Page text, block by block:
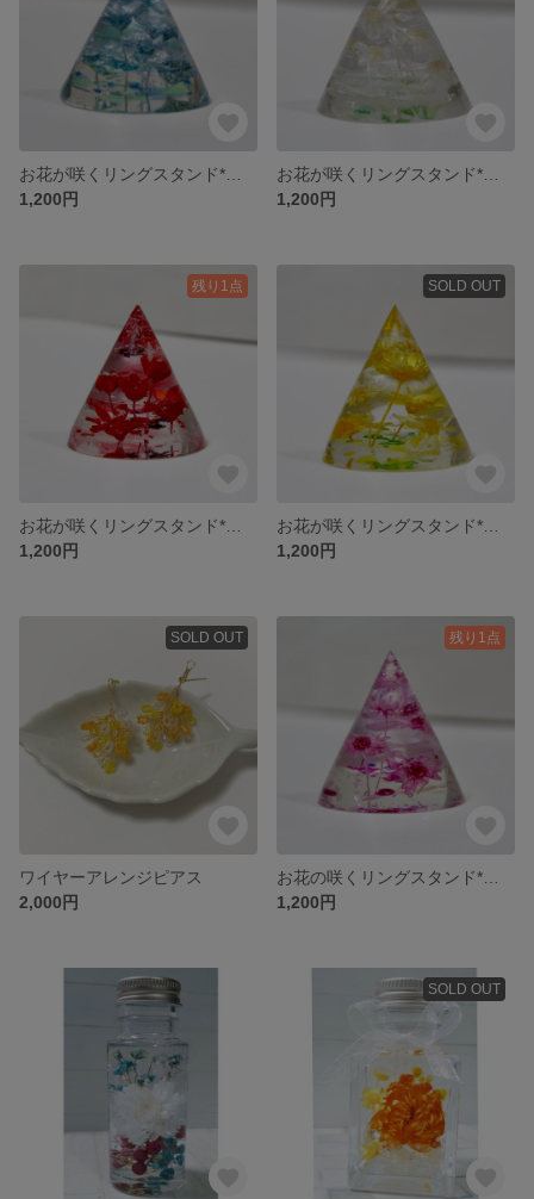
1,200円
1,200円
残り1点
1,200円
SOLD OUT
1,200円
SOLD OUT
ワイヤーアレンジピアス
2,000円
残り1点
1,200円
SOLD OUT